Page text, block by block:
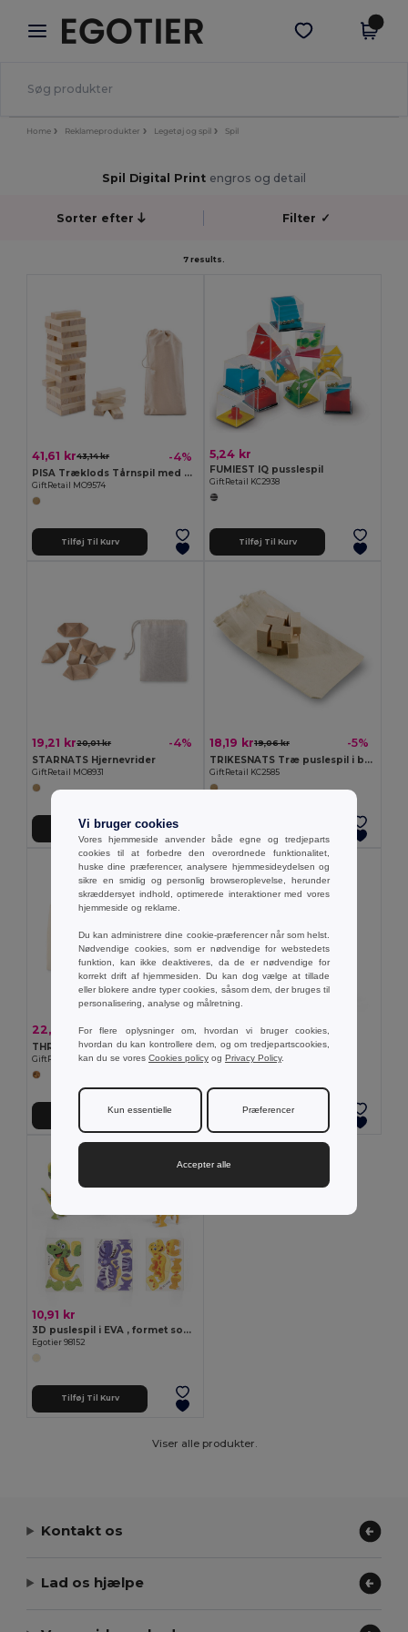
× Egotier-app
Bedre priser i appen!
Hent app
Home Reklameprodukter Legetøj og spil Spil
Spil Digital Print engros og detail
Sorter efter Filter ✓
7 results.
41,61 kr43,14 kr -4%
PISA Træklods Tårnspil med Bomuldspose
GiftRetail MO9574
Tilføj Til Kurv
5,24 kr
FUMIEST IQ pusslespil
GiftRetail KC2938
Tilføj Til Kurv
19,21 kr20,01 kr -4%
STARNATS Hjernevrider
GiftRetail MO8931
Tilføj Til Kurv
18,19 kr19,06 kr -5%
TRIKESNATS Træ puslespil i bomuldspose
GiftRetail KC2585
22,33 kr23,72 kr -6%
THREENATS Hjernevridere 3 dele
GiftRetail MO9191
Tilføj Til Kurv
32,37 kr
Træ spil med 54 brikker
Egotier 98491
Tilføj Til Kurv
10,91 kr
3D puslespil i EVA , formet som en dinosauerer
Egotier 98152
Tilføj Til Kurv
Viser alle produkter.
Kontakt os
Lad os hjælpe
Vi bruger cookies
Vores hjemmeside anvender både egne og tredjeparts
cookies til at forbedre den overordnede funktionalitet,
huske dine præferencer, analysere hjemmesideydelsen og
sikre en smidig og personlig browseroplevelse, herunder
skræddersyet indhold, optimerede interaktioner med vores
hjemmeside og reklame.
Du kan administrere dine cookie-præferencer når som helst.
Nødvendige cookies, som er nødvendige for webstedets
funktion, kan ikke deaktiveres, da de er nødvendige for
korrekt drift af hjemmesiden. Du kan dog vælge at tillade
eller blokere andre typer cookies, såsom dem, der bruges til
personalisering, analyse og målretning.
For flere oplysninger om, hvordan vi bruger cookies,
hvordan du kan kontrollere dem, og om tredjepartscookies,
kan du se vores Cookies policy og Privacy Policy.
Kun essentielle Præferencer
Accepter alle